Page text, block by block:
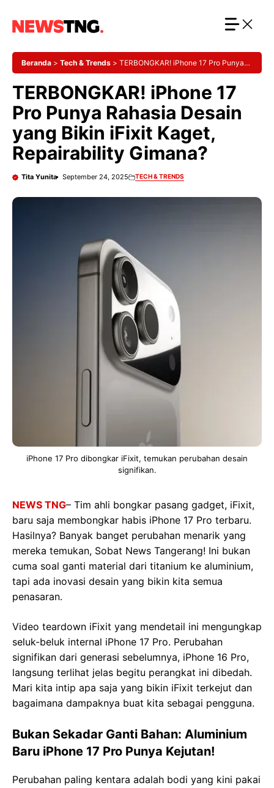
Beranda > Tech & Trends > TERBONGKAR! iPhone 17 Pro Punya
TERBONGKAR! iPhone 17
Pro Punya Rahasia Desain
yang Bikin iFixit Kaget,
Repairability Gimana?
Tita Yunita September 24, 2025 TECH & TRENDS
iPhone 17 Pro dibongkar iFixit, temukan perubahan desain
signifikan.
NEWS TNG– Tim ahli bongkar pasang gadget, iFixit,
baru saja membongkar habis iPhone 17 Pro terbaru.
Hasilnya? Banyak banget perubahan menarik yang
mereka temukan, Sobat News Tangerang! Ini bukan
cuma soal ganti material dari titanium ke aluminium,
tapi ada inovasi desain yang bikin kita semua
penasaran.
Video teardown iFixit yang mendetail ini mengungkap
seluk-beluk internal iPhone 17 Pro. Perubahan
signifikan dari generasi sebelumnya, iPhone 16 Pro,
langsung terlihat jelas begitu perangkat ini dibedah.
Mari kita intip apa saja yang bikin iFixit terkejut dan
bagaimana dampaknya buat kita sebagai pengguna.
Bukan Sekadar Ganti Bahan: Aluminium
Baru iPhone 17 Pro Punya Kejutan!
Perubahan paling kentara adalah bodi yang kini pakai